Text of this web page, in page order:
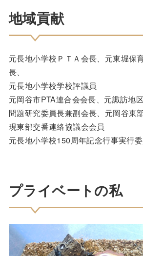
地域貢献
元長地小学校ＰＴＡ会長、元東堀保
長、
元長地小学校学校評議員
元岡谷市PTA連合会会長、元諏訪地
問題研究委員長兼副会長、元岡谷東
現東部交番連絡協議会会員
元長地小学校150周年記念行事実行
プライベートの私